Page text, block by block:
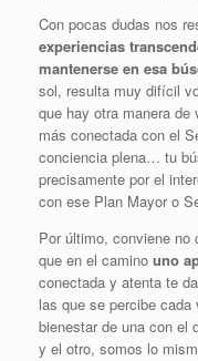
Con pocas dudas nos
experiencias
mantenerse en esa
sol, resulta muy difícil
que hay otra manera
más conectada con el
conciencia plena… tu
precisamente por el
con ese Plan Mayor o
Por último, conviene no
que en el camino uno
conectada y atenta te
las que se percibe
bienestar de una con el
y el otro, somos lo